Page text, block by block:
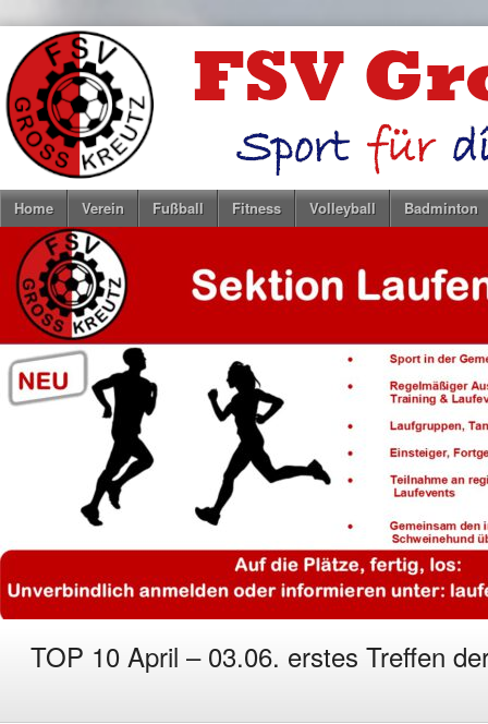
Home Verein Fußball Fitness Volleyball Badminton
TOP 10 April – 03.06. erstes Treffen